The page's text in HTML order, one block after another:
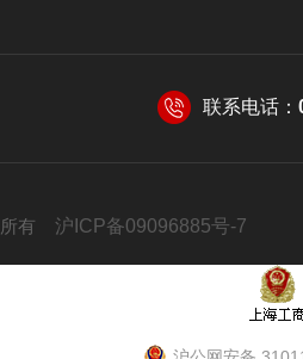
联系电话：
所有 沪ICP备09096885号-7